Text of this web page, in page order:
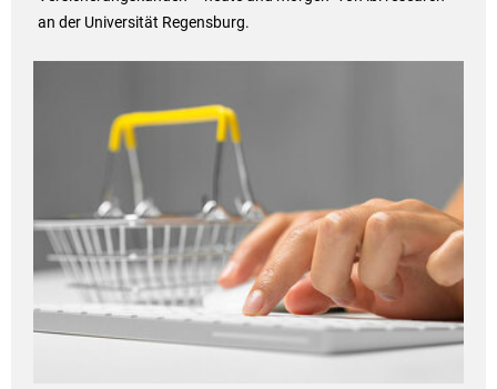
an der Universität Regensburg.